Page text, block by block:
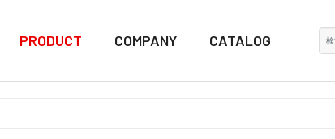
PRODUCT COMPANY CATALOG
検